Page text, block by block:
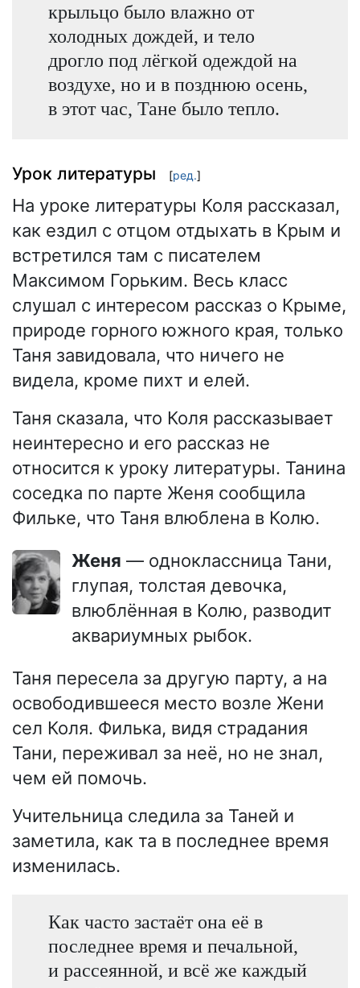
крыльцо было влажно от
холодных дождей, и тело
дрогло под лёгкой одеждой на
воздухе, но и в позднюю осень,
в этот час, Тане было тепло.
Урок литературы [ред.]
На уроке литературы Коля рассказал,
как ездил с отцом отдыхать в Крым и
встретился там с писателем
Максимом Горьким. Весь класс
слушал с интересом рассказ о Крыме,
природе горного южного края, только
Таня завидовала, что ничего не
видела, кроме пихт и елей.
Таня сказала, что Коля рассказывает
неинтересно и его рассказ не
относится к уроку литературы. Танина
соседка по парте Женя сообщила
Фильке, что Таня влюблена в Колю.
Женя — одноклассница Тани,
глупая, толстая девочка,
влюблённая в Колю, разводит
аквариумных рыбок.
Таня пересела за другую парту, а на
освободившееся место возле Жени
сел Коля. Филька, видя страдания
Тани, переживал за неё, но не знал,
чем ей помочь.
Учительница следила за Таней и
заметила, как та в последнее время
изменилась.
Как часто застаёт она её в
последнее время и печальной,
и рассеянной, и всё же каждый